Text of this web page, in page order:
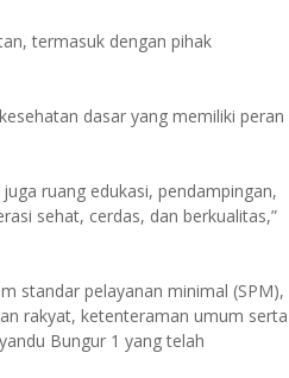
termasuk dengan pihak
dasar yang memiliki peran
ruang edukasi, pendampingan,
sehat, cerdas, dan berkualitas,”
standar pelayanan minimal (SPM),
rakyat, ketenteraman umum serta
Bungur 1 yang telah